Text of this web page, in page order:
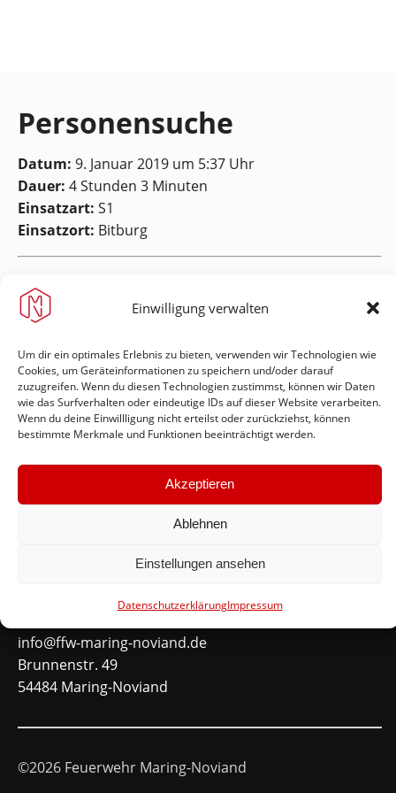
Einwilligung verwalten
Um dir ein optimales Erlebnis zu bieten, verwenden wir Technologien wie
Cookies, um Geräteinformationen zu speichern und/oder darauf
zuzugreifen. Wenn du diesen Technologien zustimmst, können wir Daten
wie das Surfverhalten oder eindeutige IDs auf dieser Website verarbeiten.
Wenn du deine Einwillligung nicht erteilst oder zurückziehst, können
bestimmte Merkmale und Funktionen beeinträchtigt werden.
Akzeptieren
Ablehnen
Einstellungen ansehen
DatenschutzerklärungImpressum
Personensuche
Datum: 9. Januar 2019 um 5:37 Uhr
Dauer: 4 Stunden 3 Minuten
Einsatzart: S1
Einsatzort: Bitburg
Feuerwehr Maring-Noviand
#immerda
Schnellinks
Instagram
info@ffw-maring-noviand.de
Brunnenstr. 49
54484 Maring-Noviand
©2026 Feuerwehr Maring-Noviand